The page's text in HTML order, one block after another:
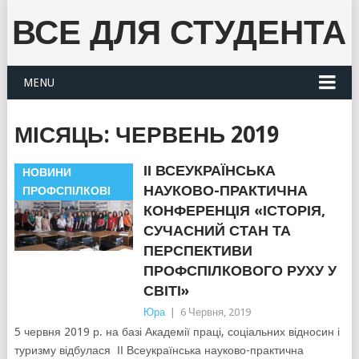
ВСЕ ДЛЯ СТУДЕНТА
MENU
МІСЯЦЬ: ЧЕРВЕНЬ 2019
НОВИНИ
ПРОФСПІЛКОВІ
ІІ ВСЕУКРАЇНСЬКА
НАУКОВО-ПРАКТИЧНА
КОНФЕРЕНЦІЯ «ІСТОРІЯ,
СУЧАСНИЙ СТАН ТА
ПЕРСПЕКТИВИ
ПРОФСПІЛКОВОГО РУХУ У
СВІТІ»
Юра 6 Червня, 2019
5 червня 2019 р. на базі Академії праці, соціальних відносин і
туризму відбулася ІІ Всеукраїнська науково-практична